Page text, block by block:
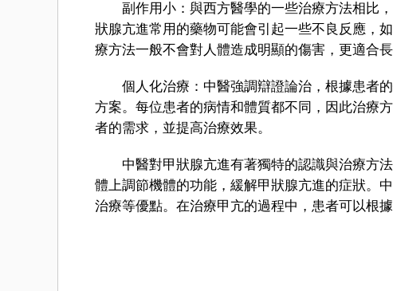
副作用小：與西方醫學的一些治療方法相比，
狀腺亢進常用的藥物可能會引起一些不良反應，
療方法一般不會對人體造成明顯的傷害，更適合長
個人化治療：中醫強調辯證論治，根據患者的
方案。每位患者的病情和體質都不同，因此治療
者的需求，並提高治療效果。
中醫對甲狀腺亢進有著獨特的認識與治療方法
體上調節機體的功能，緩解甲狀腺亢進的症狀。
治療等優點。在治療甲亢的過程中，患者可以根